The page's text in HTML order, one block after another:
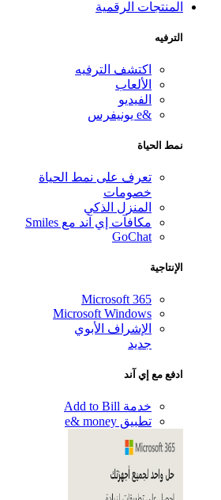
الرقمية
اكتشف الترفيه
الألعاب
تعرف على نمط الحياة
المنزل الذكي
مكافآت إي آند مع Smiles
GoChat
Microsoft 365
Microsoft Windows
الإشراف الأبوي
مع إي آند
تطبيق e& money